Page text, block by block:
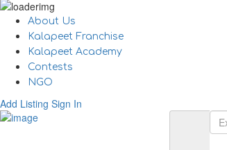
About Us
Kalapeet Franchise
Kalapeet Academy
Contests
NGO
Add Listing Sign In